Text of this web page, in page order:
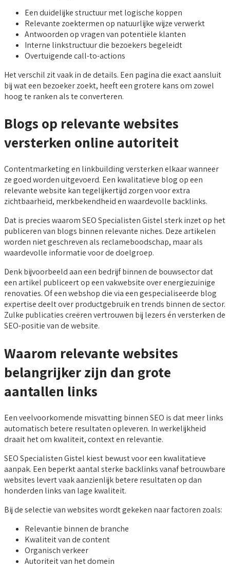
Een duidelijke structuur met logische koppen
Relevante zoektermen op natuurlijke wijze verwerkt
Antwoorden op vragen van potentiële klanten
Interne linkstructuur die bezoekers begeleidt
Overtuigende call-to-actions
Het verschil zit vaak in de details. Een pagina die exact aansluit
bij wat een bezoeker zoekt, heeft een grotere kans om zowel
hoog te ranken als te converteren.
Blogs op relevante websites
versterken online autoriteit
Contentmarketing en linkbuilding versterken elkaar wanneer
ze goed worden uitgevoerd. Een kwalitatieve blog op een
relevante website kan tegelijkertijd zorgen voor extra
zichtbaarheid, merkbekendheid en waardevolle backlinks.
Dat is precies waarom SEO Specialisten Gistel sterk inzet op het
publiceren van blogs binnen relevante niches. Deze artikelen
worden niet geschreven als reclameboodschap, maar als
waardevolle informatie voor de doelgroep.
Denk bijvoorbeeld aan een bedrijf binnen de bouwsector dat
een artikel publiceert op een vakwebsite over energiezuinige
renovaties. Of een webshop die via een gespecialiseerde blog
expertise deelt over productgebruik en trends binnen de sector.
Zulke publicaties creëren vertrouwen bij lezers én versterken de
SEO-positie van de website.
Waarom relevante websites
belangrijker zijn dan grote
aantallen links
Een veelvoorkomende misvatting binnen SEO is dat meer links
automatisch betere resultaten opleveren. In werkelijkheid
draait het om kwaliteit, context en relevantie.
SEO Specialisten Gistel kiest bewust voor een kwalitatieve
aanpak. Een beperkt aantal sterke backlinks vanaf betrouwbare
websites levert vaak aanzienlijk betere resultaten op dan
honderden links van lage kwaliteit.
Bij de selectie van websites wordt gekeken naar factoren zoals:
Relevantie binnen de branche
Kwaliteit van de content
Organisch verkeer
Autoriteit van het domein